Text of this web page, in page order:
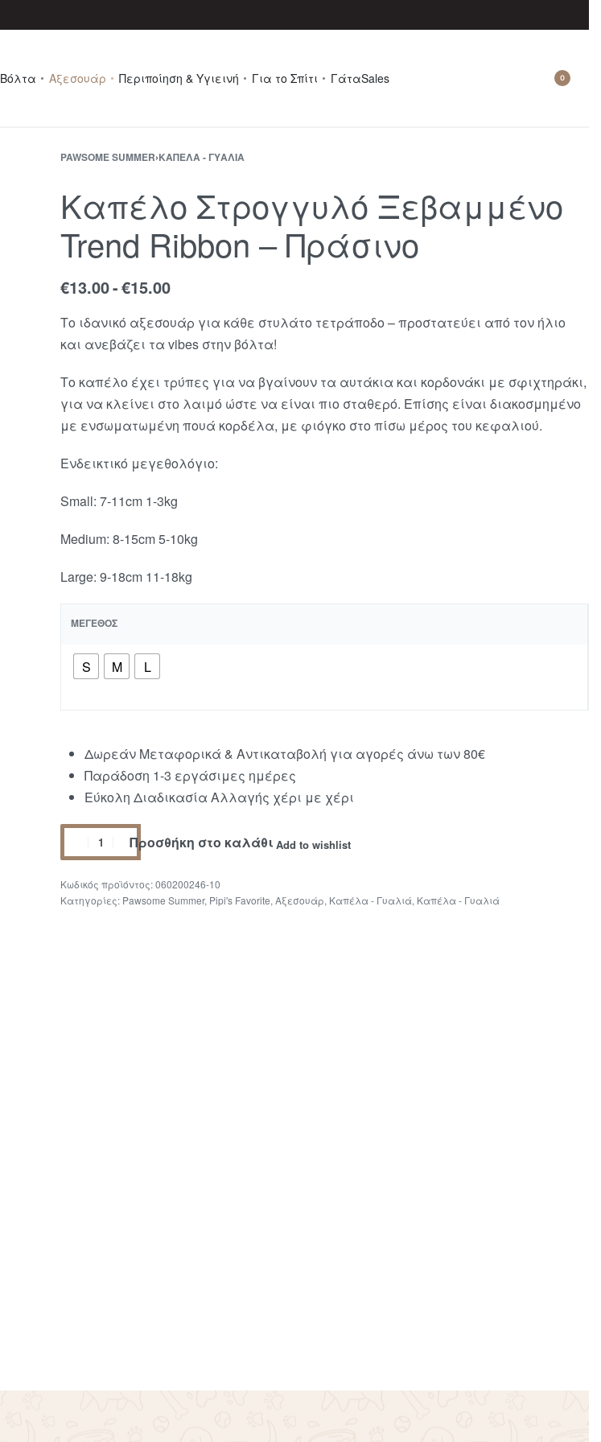
Βόλτα Αξεσουάρ Περιποίηση & Υγιεινή Για το Σπίτι ΓάταSales 0
PAWSOME SUMMER›ΚΑΠΈΛΑ - ΓΥΑΛΙΆ
Καπέλο Στρογγυλό Ξεβαμμένο
Trend Ribbon – Πράσινο
€13.00 €15.00
Το ιδανικό αξεσουάρ για κάθε στυλάτο τετράποδο – προστατεύει από τον ήλιο
και ανεβάζει τα vibes στην βόλτα!
Το καπέλο έχει τρύπες για να βγαίνουν τα αυτάκια και κορδονάκι με σφιχτηράκι,
για να κλείνει στο λαιμό ώστε να είναι πιο σταθερό. Επίσης είναι διακοσμημένο
με ενσωματωμένη πουά κορδέλα, με φιόγκο στο πίσω μέρος του κεφαλιού.
Ενδεικτικό μεγεθολόγιο:
Small: 7-11cm 1-3kg
Medium: 8-15cm 5-10kg
Large: 9-18cm 11-18kg
ΜΈΓΕΘΟΣ
S Μ L
Δωρεάν Μεταφορικά & Αντικαταβολή για αγορές άνω των 80€
Παράδοση 1-3 εργάσιμες ημέρες
Εύκολη Διαδικασία Αλλαγής χέρι με χέρι
Προσθήκη στο καλάθι Add to wishlist
060200246-10
Κατηγορίες: Pawsome Summer, Pipi's Favorite, Αξεσουάρ, Καπέλα - Γυαλιά, Καπέλα - Γυαλιά
Επιλογή Επιλογή